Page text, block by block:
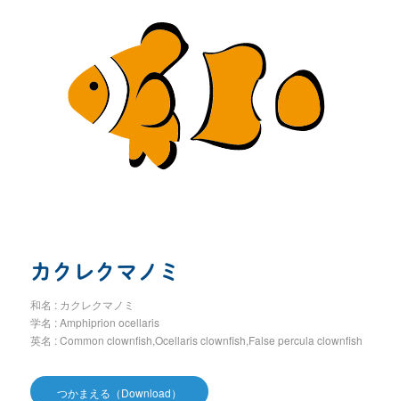
カクレクマノミ
和名 : カクレクマノミ
学名 :Amphiprion ocellaris
英名 : Common clownfish,Ocellaris clownfish,False percula clownfish
つかまえる（Download）